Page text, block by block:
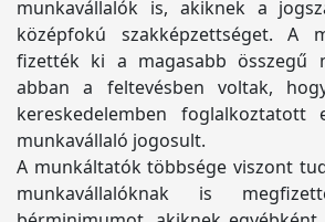
munkavállalók is, akiknek a
középfokú szakképzettséget. A
fizették ki a magasabb összegű
abban a feltevésben voltak,
kereskedelemben foglalkoztatott
munkavállaló jogosult.
A munkáltatók többsége viszont
munkavállalóknak is